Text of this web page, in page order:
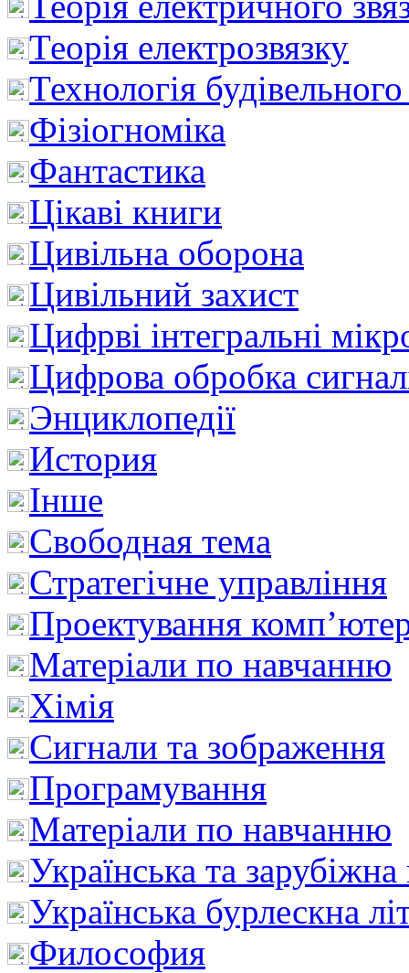
Теорія електрозвязку
Технологія
Фізіогноміка
Фантастика
Цікаві книги
Цивільна оборона
Цивільний захист
Цифрві інтегральні
Цифрова обробка
Энциклопедії
История
Інше
Свободная тема
Стратегічне управління
Проектування
Матеріали по навчанню
Хімія
Сигнали та зображення
Програмування
Матеріали по навчанню
Українська та зарубіжна
Українська бурлескна
Философия